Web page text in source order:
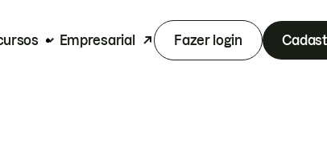
Empresarial Fazer login